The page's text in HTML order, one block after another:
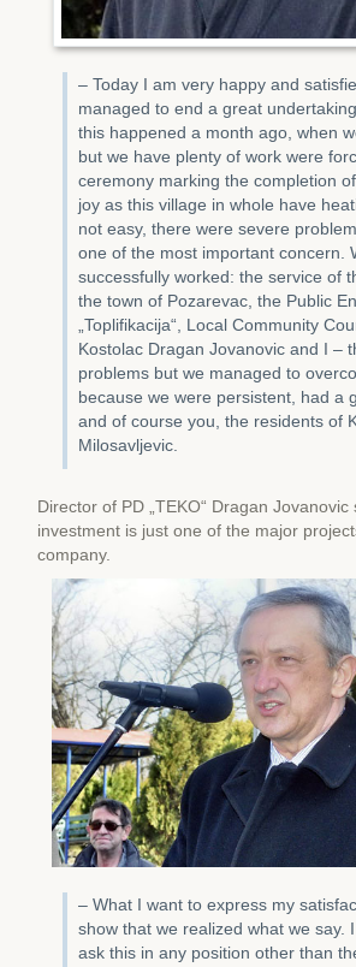
– Today I am very happy and
managed to end a great
this happened a month ago, when
but we have plenty of work were
ceremony marking the completion
joy as this village in whole have
not easy, there were severe
one of the most important concern.
successfully worked: the service of
the town of Pozarevac, the Public
„Toplifikacija“, Local Community
Kostolac Dragan Jovanovic and I –
problems but we managed to
because we were persistent, had a
and of course you, the residents of
Milosavljevic.
Director of PD „TEKO“ Dragan
investment is just one of the major
company.
– What I want to express my
show that we realized what we say.
ask this in any position other than